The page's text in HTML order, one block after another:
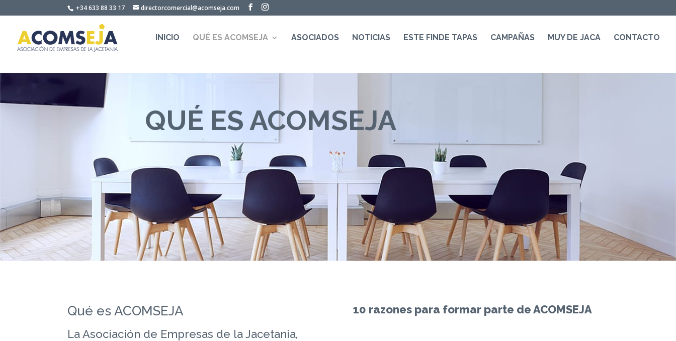
+34 633 88 33 17 directorcomercial@acomseja.com
INICIO QUÉ ES ACOMSEJA ASOCIADOS NOTICIAS ESTE FINDE TAPAS CAMPAÑAS MUY DE JACA CONTACTO
QUÉ ES ACOMSEJA
Qué es ACOMSEJA
La Asociación de Empresas de la Jacetania,
10 razones para formar parte de ACOMSEJA